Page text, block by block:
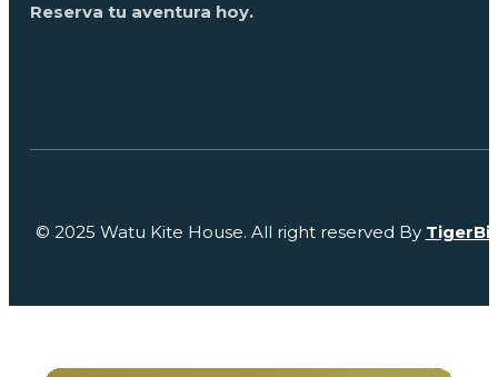
Reserva tu aventura hoy.
© 2025 Watu Kite House. All right reserved By